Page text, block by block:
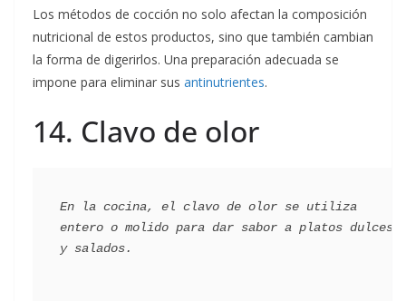
Los métodos de cocción no solo afectan la composición
nutricional de estos productos, sino que también cambian
la forma de digerirlos. Una preparación adecuada se
impone para eliminar sus antinutrientes.
14. Clavo de olor
En la cocina, el clavo de olor se utiliza
entero o molido para dar sabor a platos dulces